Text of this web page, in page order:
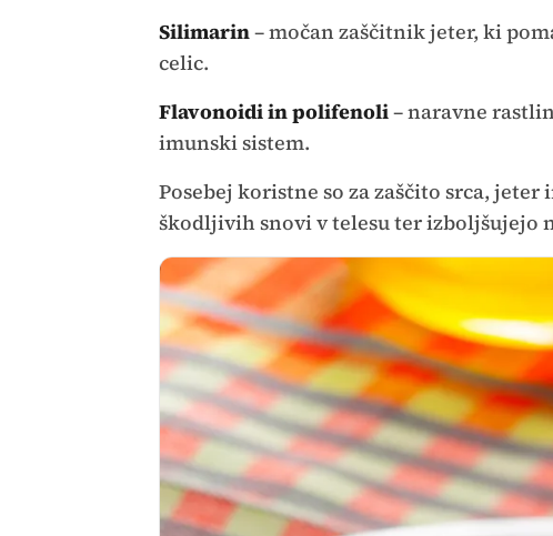
Silimarin– močan zaščitnik jeter, ki
celic.
Flavonoidi in polifenoli– naravne
imunski sistem.
Posebej koristne so za zaščito srca,
škodljivih snovi v telesu ter izboljšujejo